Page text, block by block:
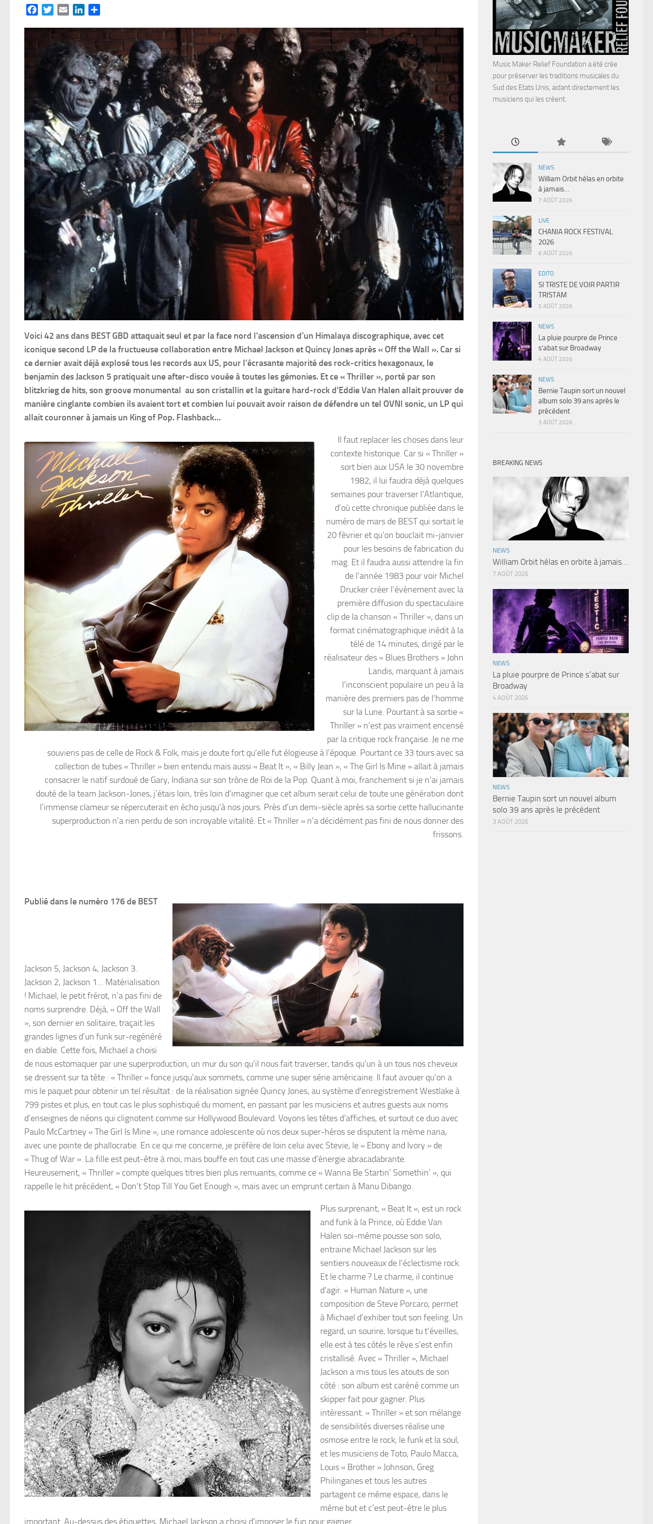
FacebookTwitterEmail LinkedIn
Voici 42 ans dans BEST GBD attaquait seul et par la face nord l’ascension d’un Himalaya discographique, avec cet
iconique second LP de la fructueuse collaboration entre Michael Jackson et Quincy Jones après « Off the Wall ». Car si
ce dernier avait déjà explosé tous les records aux US, pour l’écrasante majorité des rock-critics hexagonaux, le
benjamin des Jackson 5 pratiquait une after-disco vouée à toutes les gémonies. Et ce « Thriller », porté par son
blitzkrieg de hits, son groove monumental au son cristallin et la guitare hard-rock d’Eddie Van Halen allait prouver de
manière cinglante combien ils avaient tort et combien lui pouvait avoir raison de défendre un tel OVNI sonic, un LP qui
allait couronner à jamais un King of Pop. Flashback…
Il faut replacer les choses dans leur
contexte historique. Car si « Thriller »
sort bien aux USA le 30 novembre
1982, il lui faudra déjà quelques
semaines pour traverser l’Atlantique,
d’où cette chronique publiée dans le
numéro de mars de BEST qui sortait le
20 fèvrier et qu’on bouclait mi-janvier
pour les besoins de fabrication du
mag. Et il faudra aussi attendre la fin
de l’année 1983 pour voir Michel
Drucker créer l’évènement avec la
première diffusion du spectaculaire
clip de la chanson « Thriller », dans un
format cinématographique inédit à la
télé de 14 minutes, dirigé par le
réalisateur des « Blues Brothers » John
Landis, marquant à jamais
l’inconscient populaire un peu à la
manière des premiers pas de l’homme
sur la Lune. Pourtant à sa sortie «
Thriller » n’est pas vraiment encensé
par la critique rock française. Je ne me
souviens pas de celle de Rock & Folk, mais je doute fort qu’elle fut élogieuse à l’époque. Pourtant ce 33 tours avec sa
collection de tubes « Thriller » bien entendu mais aussi « Beat It », « Billy Jean », « The Girl Is Mine » allait à jamais
consacrer le natif surdoué de Gary, Indiana sur son trône de Roi de la Pop. Quant à moi, franchement si je n’ai jamais
douté de la team Jackson-Jones, j’étais loin, très loin d’imaginer que cet album serait celui de toute une génération dont
l’immense clameur se répercuterait en écho jusqu’à nos jours. Près d’un demi-siècle après sa sortie cette hallucinante
superproduction n’a rien perdu de son incroyable vitalité. Et « Thriller » n’a décidément pas fini de nous donner des
frissons.
Publié dans le numéro 176 de BEST
Jackson 5, Jackson 4, Jackson 3.
Jackson 2, Jackson 1… Matérialisation
! Michael, le petit frérot, n’a pas fini de
noms surprendre. Déjà, « Off the Wall
», son dernier en solitaire, traçait les
grandes lignes d’un funk sur-regénéré
en diable. Cette fois, Michael a choisi
de nous estomaquer par une superproduction, un mur du son qu’il nous fait traverser, tandis qu’un à un tous nos cheveux
se dressent sur ta tête : « Thriller » fonce jusqu’aux sommets, comme une super série américaine. Il faut avouer qu’on a
mis le paquet pour obtenir un tel résultat : de la réalisation signée Quincy Jones, au système d’enregistrement Westlake à
799 pistes et plus, en tout cas le plus sophistiqué du moment, en passant par les musiciens et autres guests aux noms
d’enseignes de néons qui clignotent comme sur Hollywood Boulevard. Voyons les têtes d’affiches, et surtout ce duo avec
Paulo McCartney « The Girl Is Mine », une romance adolescente où nos deux super-héros se disputent la mème nana,
avec une pointe de phallocratie. En ce qui me concerne, je préfère de loin celui avec Stevie, le « Ebony and Ivory » de
« Thug of War ». La fille est peut-être à moi, mais bouffe en tout cas une masse d’énergie abracadabrante.
Heureusement, « Thriller » compte quelques titres bien plus remuants, comme ce « Wanna Be Startin’ Somethin’ », qui
rappelle le hit précédent, « Don’t Stop Till You Get Enough », mais avec un emprunt certain à Manu Dibango.
Plus surprenant, « Beat It », est un rock
and funk à la Prince, où Eddie Van
Halen soi-même pousse son solo,
entraine Michael Jackson sur les
sentiers nouveaux de l’éclectisme rock.
Et le charme ? Le charme, il continue
d’agir. « Human Nature », une
composition de Steve Porcaro, permet
à Michael d’exhiber tout son feeling. Un
regard, un sourire, lorsque tu t’éveilles,
elle est à tes côtés le rêve s’est enfin
cristallisé. Avec « Thriller », Michael
Jackson a mis tous les atouts de son
côté : son album est caréné comme un
skipper fait pour gagner. Plus
intéressant. « Thriller » et son mélange
de sensibilités diverses réalise une
osmose entre le rock, le funk et la soul,
et les musiciens de Toto, Paulo Macca,
Louis « Brother » Johnson, Greg
Philinganes et tous les autres
partagent ce même espace, dans le
même but et c’est peut-être le plus
important. Au-dessus des étiquettes, Michael Jackson a choisi d’imposer le fun pour gagner.
Music Maker Relief Foundation a été crée
pour préserver les traditions musicales du
Sud des Etats Unis, aidant directement les
musiciens qui les créent.
NEWS
William Orbit hélas en orbite
à jamais…
7 AOÛT 2026
LIVE
CHANIA ROCK FESTIVAL
2026
6 AOÛT 2026
EDITO
SI TRISTE DE VOIR PARTIR
TRISTAM
5 AOÛT 2026
NEWS
La pluie pourpre de Prince
s’abat sur Broadway
4 AOÛT 2026
NEWS
Bernie Taupin sort un nouvel
album solo 39 ans après le
précédent
3 AOÛT 2026
BREAKING NEWS
NEWS
William Orbit hélas en orbite à jamais…
7 AOÛT 2026
NEWS
La pluie pourpre de Prince s’abat sur
Broadway
4 AOÛT 2026
NEWS
Bernie Taupin sort un nouvel album
solo 39 ans après le précédent
3 AOÛT 2026